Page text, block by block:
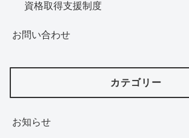
資格取得支援制度
お問い合わせ
カテゴリー
お知らせ